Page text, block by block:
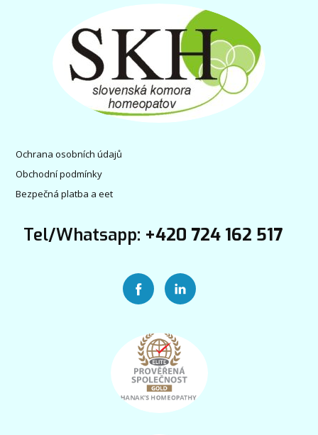
Ochrana osobních údajů
Obchodní podmínky
Bezpečná platba a eet
Tel/Whatsapp: +420 724 162 517